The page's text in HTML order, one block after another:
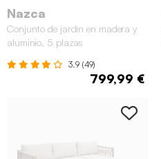
Nazca
Conjunto de jardín en madera y
aluminio, 5 plazas
3.9 (49)
799,99 €